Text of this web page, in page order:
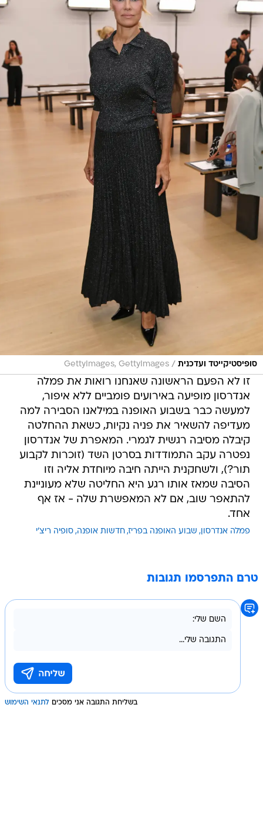
סופיסטיקייטד ועדכנית /
GettyImages, GettyImages
זו לא הפעם הראשונה שאנחנו רואות את פמלה
אנדרסון מופיעה באירועים פומביים ללא איפור,
למעשה כבר בשבוע האופנה במילאנו הסבירה למה
מעדיפה להשאיר את פניה נקיות, כשאת ההחלטה
קיבלה מסיבה רגשית לגמרי. המאפרת של אנדרסון
נפטרה עקב התמודדות בסרטן השד (זוכרות לקבוע
תור?), ולשחקנית הייתה חיבה מיוחדת אליה וזו
הסיבה שמאז אותו רגע היא החליטה שלא מעוניינת
להתאפר שוב, אם לא המאפשרת שלה - אז אף
אחד.
פמלה אנדרסון שבוע האופנה בפריז חדשות אופנה סופיה ריצ'י
טרם התפרסמו תגובות
בשליחת התגובה אני מסכים לתנאי השימוש